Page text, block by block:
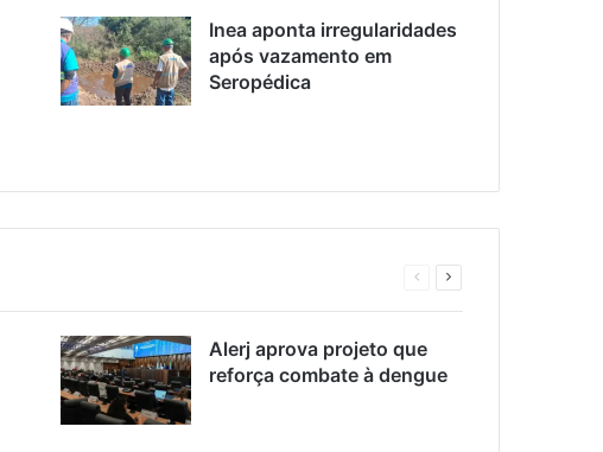
Inea aponta irregularidades
após vazamento em
Seropédica
Página
Alerj aprova projeto que
reforça combate à dengue